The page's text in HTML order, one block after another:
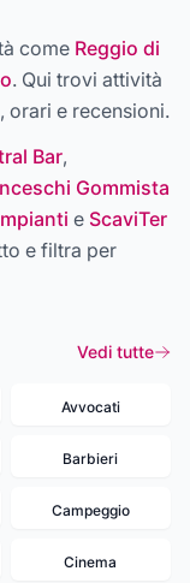
come Reggio di
. Qui trovi attività
orari e recensioni.
Bar,
Gommista
e ScaviTer
e filtra per
Vedi tutte
Avvocati
Barbieri
Campeggio
Cinema